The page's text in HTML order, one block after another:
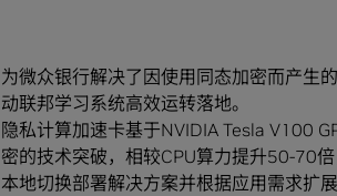
为微众银行解决了因使用同态加密而产生
动联邦学习系统高效运转落地。
隐私计算加速卡基于NVIDIA Tesla V100
密的技术突破，相较CPU算力提升50-70
本地切换部署解决方案并根据应用需求扩